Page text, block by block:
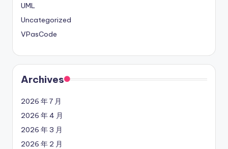
UML
Uncategorized
VPasCode
Archives
2026 年 7 月
2026 年 4 月
2026 年 3 月
2026 年 2 月